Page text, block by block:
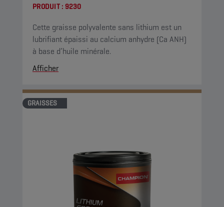
PRODUIT : 9230
Cette graisse polyvalente sans lithium est un
lubrifiant épaissi au calcium anhydre (Ca ANH)
à base d’huile minérale.
Afficher
GRAISSES